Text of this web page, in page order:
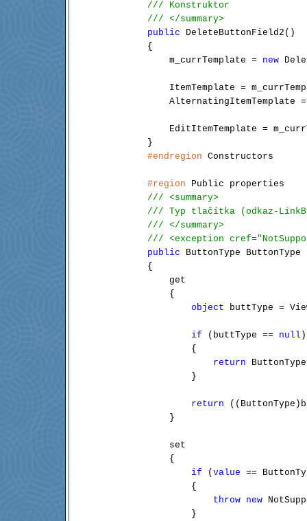
/// Konstruktor
/// </summary>
public DeleteButtonField2()
        {
            m_currTemplate =
new
ItemTemplate =
AlternatingItemTemplate
EditItemTemplate =
        }
#endregion Constructors
#region Public properties
/// <summary>
/// Typ tlačítka (odkaz-
/// </summary>
/// <exception
public ButtonType ButtonType
        {
            get
            {
object buttType =
if (buttType == null )
                {
return
                }
return
            }
            set
            {
if ( value ==
                {
throw new
                }